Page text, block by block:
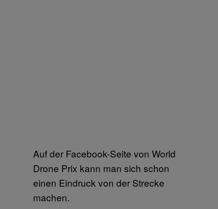
Auf der Facebook-Seite von World
Drone Prix kann man sich schon
einen Eindruck von der Strecke
machen.